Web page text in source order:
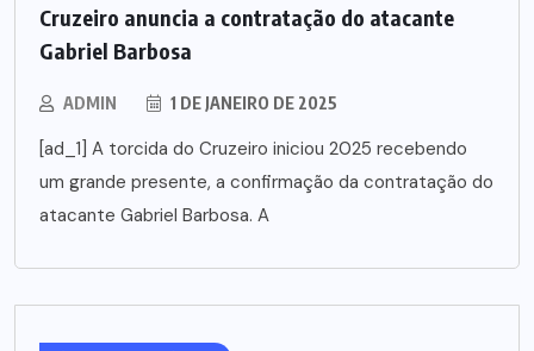
Cruzeiro anuncia a contratação do atacante
Gabriel Barbosa
ADMIN 1 DE JANEIRO DE 2025
[ad_1] A torcida do Cruzeiro iniciou 2025 recebendo
um grande presente, a confirmação da contratação do
atacante Gabriel Barbosa. A